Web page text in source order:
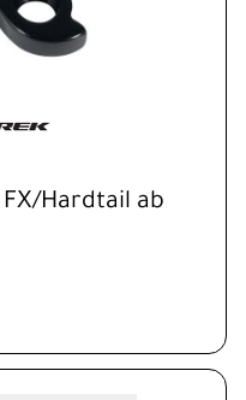
FX/Hardtail ab